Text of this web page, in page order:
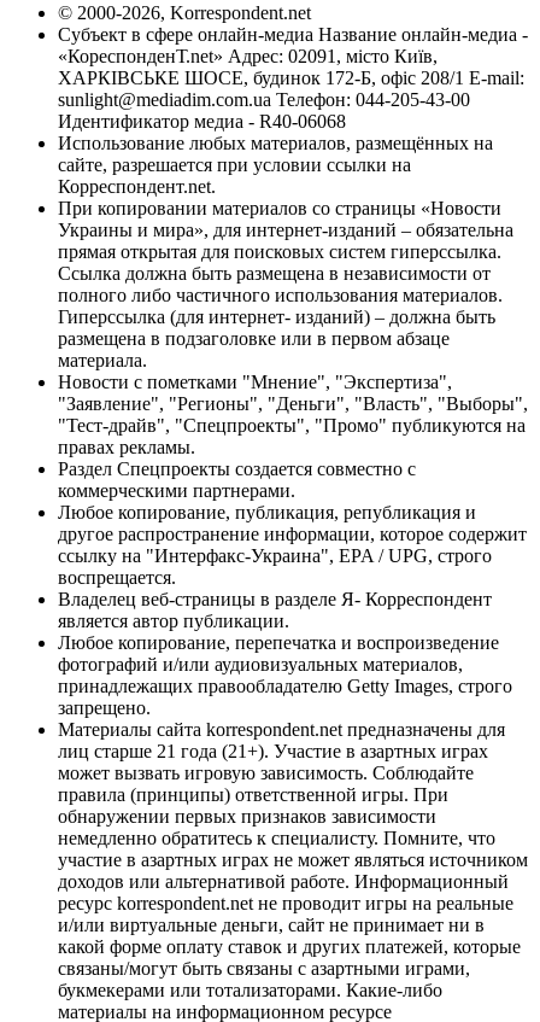
© 2000-2026, Korrespondent.net
Субъект в сфере онлайн-медиа Название онлайн-медиа -
«КореспонденТ.net» Адрес: 02091, місто Київ,
ХАРКІВСЬКЕ ШОСЕ, будинок 172-Б, офіс 208/1 E-mail:
sunlight@mediadim.com.ua Телефон: 044-205-43-00
Идентификатор медиа - R40-06068
Использование любых материалов, размещённых на
сайте, разрешается при условии ссылки на
Корреспондент.net.
При копировании материалов со страницы «Новости
Украины и мира», для интернет-изданий – обязательна
прямая открытая для поисковых систем гиперссылка.
Ссылка должна быть размещена в независимости от
полного либо частичного использования материалов.
Гиперссылка (для интернет- изданий) – должна быть
размещена в подзаголовке или в первом абзаце
материала.
Новости с пометками "Мнение", "Экспертиза",
"Заявление", "Регионы", "Деньги", "Власть", "Выборы",
"Тест-драйв", "Спецпроекты", "Промо" публикуются на
правах рекламы.
Раздел Спецпроекты создается совместно с
коммерческими партнерами.
Любое копирование, публикация, републикация и
другое распространение информации, которое содержит
ссылку на "Интерфакс-Украина", EPA / UPG, строго
воспрещается.
Владелец веб-страницы в разделе Я- Корреспондент
является автор публикации.
Любое копирование, перепечатка и воспроизведение
фотографий и/или аудиовизуальных материалов,
принадлежащих правообладателю Getty Images, строго
запрещено.
Материалы сайта korrespondent.net предназначены для
лиц старше 21 года (21+). Участие в азартных играх
может вызвать игровую зависимость. Соблюдайте
правила (принципы) ответственной игры. При
обнаружении первых признаков зависимости
немедленно обратитесь к специалисту. Помните, что
участие в азартных играх не может являться источником
доходов или альтернативой работе. Информационный
ресурс korrespondent.net не проводит игры на реальные
и/или виртуальные деньги, сайт не принимает ни в
какой форме оплату ставок и других платежей, которые
связаны/могут быть связаны с азартными играми,
букмекерами или тотализаторами. Какие-либо
материалы на информационном ресурсе